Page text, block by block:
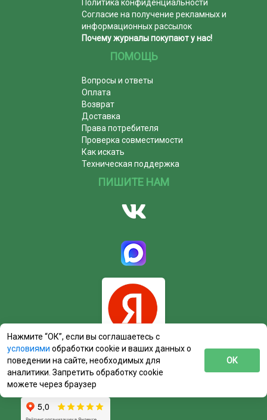
Политика конфиденциальности
Согласие на получение рекламных и
информационных рассылок
Почему журналы покупают у нас!
ПОМОЩЬ
Вопросы и ответы
Оплата
Возврат
Доставка
Права потребителя
Проверка совместимости
Как искать
Техническая поддержка
ПИШИТЕ НАМ
Нажмите “ОК”, если вы соглашаетесь с
условиями обработки cookie и ваших данных о
поведении на сайте, необходимых для
аналитики. Запретить обработку cookie
можете через браузер
ОК